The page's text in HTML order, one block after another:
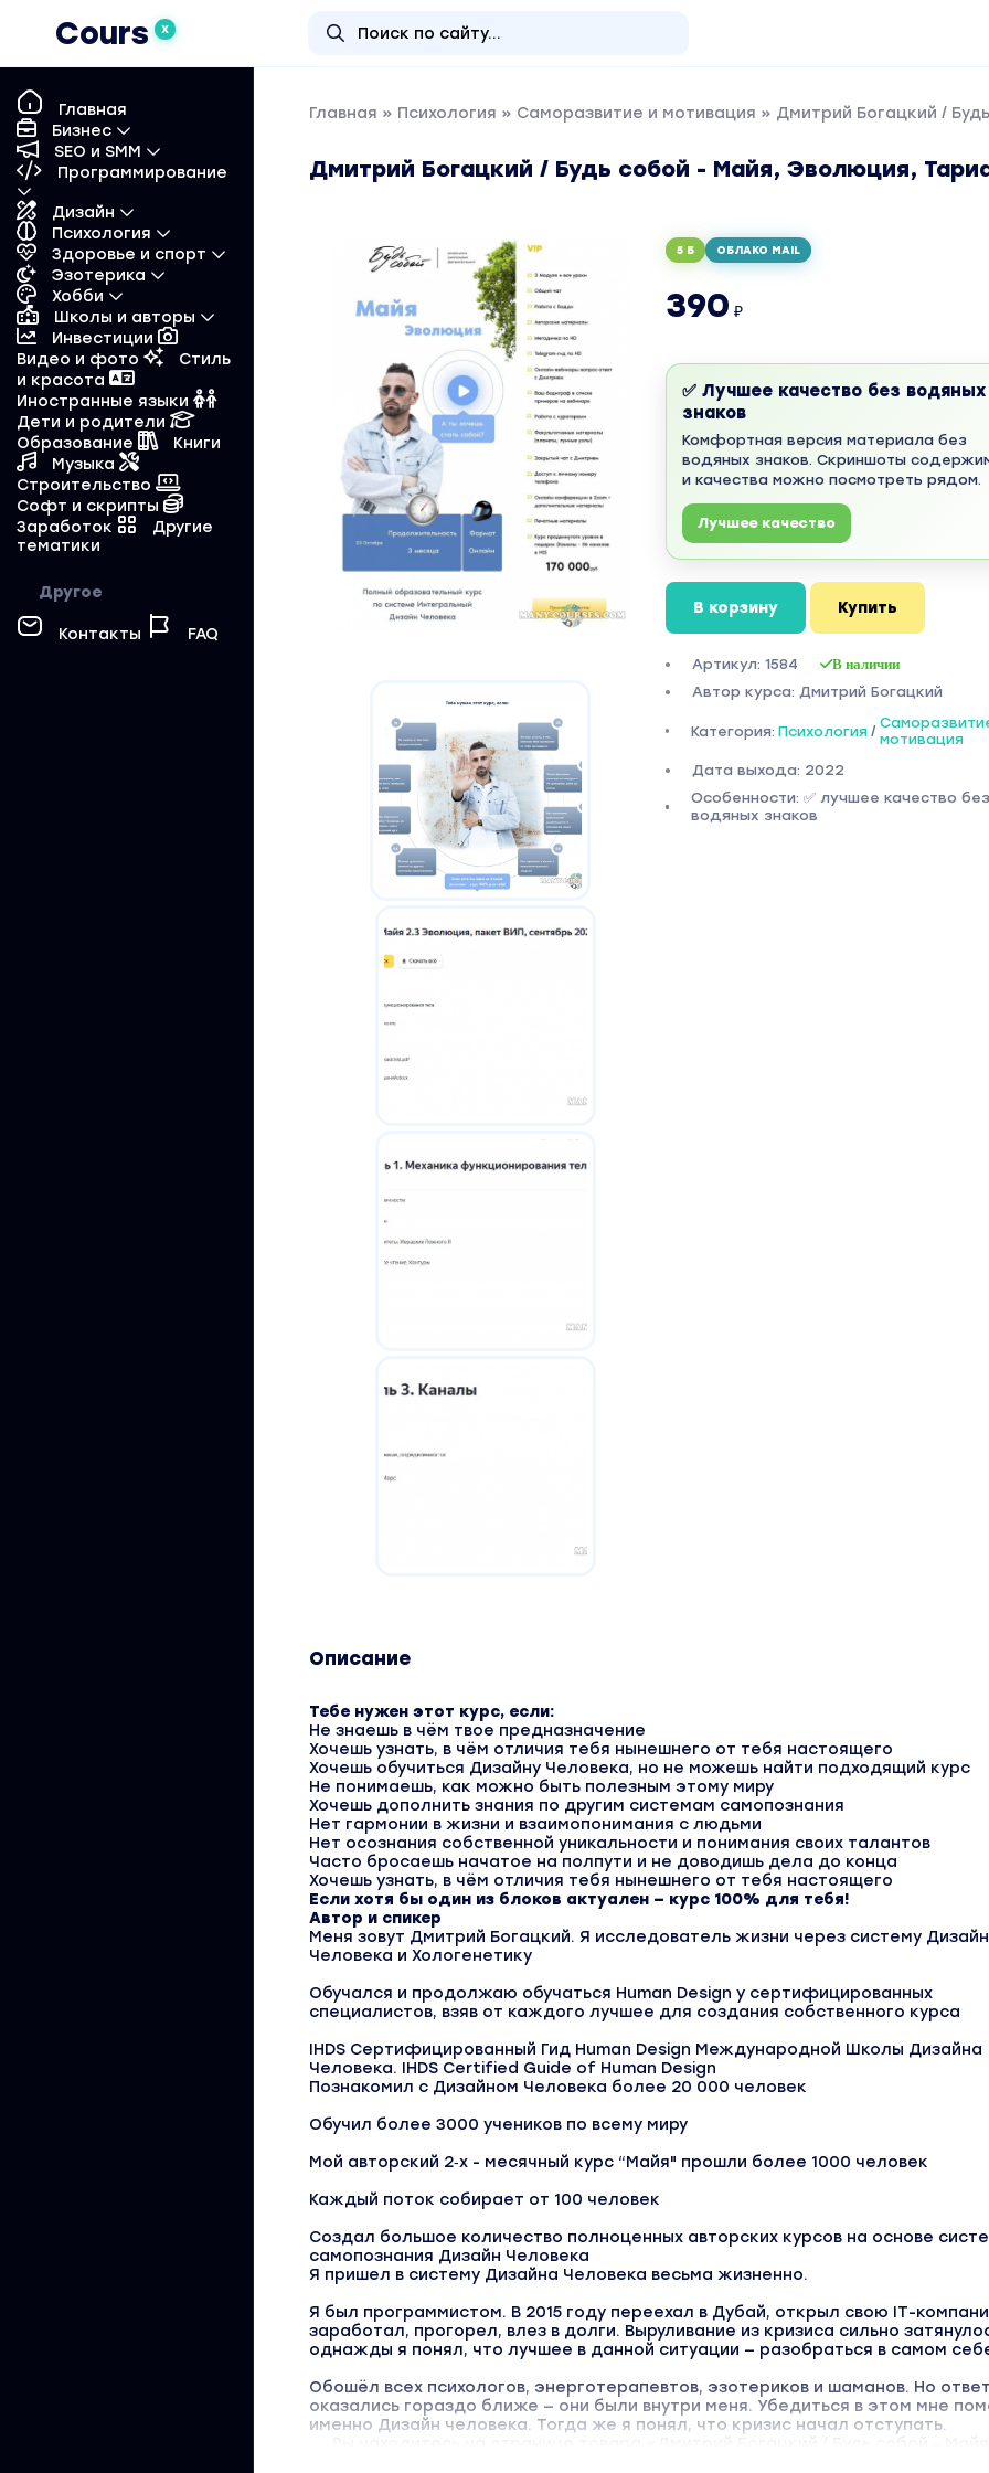
Cours X
Главная
Бизнес
SEO и SMM
Программирование
Дизайн
Психология
Здоровье и спорт
Эзотерика
Хобби
Школы и авторы
Инвестиции
Видео и фото
Стиль
и красота
Иностранные языки
Дети и родители
Образование
Книги
Музыка
Строительство
Софт и скрипты
Заработок
Другие
тематики
Другое
Контакты FAQ
Главная » Психология » Саморазвитие и мотивация » Дмитрий Богацкий /
Дмитрий Богацкий / Будь собой - Майя, Эволюция,
5 Б ОБЛАКО MAIL
390 ₽
✅ Лучшее качество без водяных
знаков
Комфортная версия материала без
водяных знаков. Скриншоты
и качества можно посмотреть рядом.
Лучшее качество
В корзину Купить
Артикул: 1584 В наличии
Автор курса: Дмитрий Богацкий
Категория: Психология / мотивация
Дата выхода: 2022
Особенности: ✅ лучшее качество без
водяных знаков
Описание
Тебе нужен этот курс, если:
Не знаешь в чём твое предназначение
Хочешь узнать, в чём отличия тебя нынешнего от тебя настоящего
Хочешь обучиться Дизайну Человека, но не можешь найти подходящий курс
Не понимаешь, как можно быть полезным этому миру
Хочешь дополнить знания по другим системам самопознания
Нет гармонии в жизни и взаимопонимания с людьми
Нет осознания собственной уникальности и понимания своих талантов
Часто бросаешь начатое на полпути и не доводишь дела до конца
Хочешь узнать, в чём отличия тебя нынешнего от тебя настоящего
Если хотя бы один из блоков актуален — курс 100% для тебя!
Автор и спикер
Меня зовут Дмитрий Богацкий. Я исследователь жизни через систему Дизайн
Человека и Хологенетику
Обучался и продолжаю обучаться Human Design у сертифицированных
специалистов, взяв от каждого лучшее для создания собственного курса
IHDS Сертифицированный Гид Human Design Международной Школы Дизайна
Человека. IHDS Certified Guide of Human Design
Познакомил с Дизайном Человека более 20 000 человек
Обучил более 3000 учеников по всему миру
Мой авторский 2‑х - месячный курс “Майя" прошли более 1000 человек
Каждый поток собирает от 100 человек
Создал большое количество полноценных авторских курсов на основе
самопознания Дизайн Человека
Я пришел в систему Дизайна Человека весьма жизненно.
Я был программистом. В 2015 году переехал в Дубай, открыл свою IT-
заработал, прогорел, влез в долги. Выруливание из кризиса сильно
однажды я понял, что лучшее в данной ситуации — разобраться в самом
Обошёл всех психологов, энерготерапевтов, эзотериков и шаманов. Но
оказались гораздо ближе — они были внутри меня. Убедиться в этом мне
именно Дизайн человека. Тогда же я понял, что кризис начал отступать.